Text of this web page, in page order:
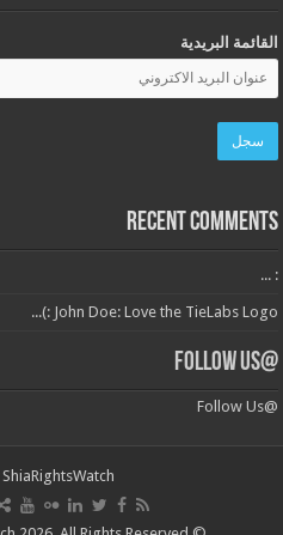
القائمة البريدية
Recent Comments
: ...
John Doe: Love the TieLabs Logo :)...
@Follow Us
@Follow Us
ShiaRightsWatch